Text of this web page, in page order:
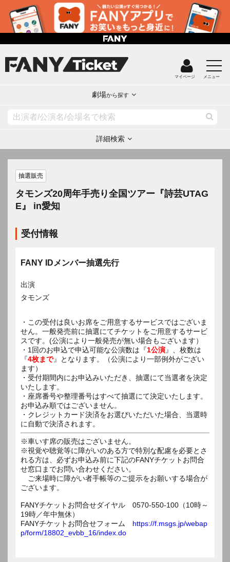
マイページ メニュー
劇場から探す
詳細検索
抽選販売
タモンズ20周年手売り全国ツアー『詩芸UTAG
E』 in愛知
受付情報
FANY IDメンバー抽選先行
出演
タモンズ
・この受付は良いお席をご用意するサービスではございま
せん。一般発売前に抽選にてチケットをご用意するサービ
スです。(公演により一般発売が無い場合もございます）
・1回のお申込で申込可能な公演数は『1公演』、枚数は
『4枚まで』となります。（公演により一部例外がござい
ます）
・受付期間内にお申込みいただき、抽選にて当選者を決定
いたします。
・座席番号や整理番号はすべて抽選にて決定いたします。
お申込み順ではございません。
・クレジットカード決済をお選びいただいた場合、当選時
に自動で決済されます。
※車いす席の販売はございません。
※視覚や聴覚等に障がいのある方で特別な配慮を必要とさ
れる方は、必ずお申込み前に下記のFANYチケットお問合
せ窓口までお問い合わせください。
ご来場時に障がい者手帳等のご提示をお願いする場合が
ございます。
FANYチケットお問合せダイヤル 0570-550-100（10時～
19時／年中無休）
FANYチケットお問合せフォーム https://f.msgs.jp/webap
p/form/18802_evbb_16/index.do